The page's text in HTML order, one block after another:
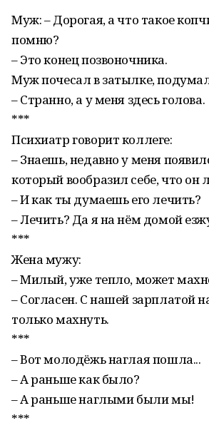
Муж: – Дорогая, а что такое
помню?
– Это конец позвоночника.
Муж почесал в затылке,
– Странно, а у меня здесь голова.
***
Психиатр говорит коллеге:
– Знаешь, недавно у меня
который вообразил себе, что он
– И как ты думаешь его лечить?
– Лечить? Да я на нём домой
***
Жена мужу:
– Милый, уже тепло, может
– Согласен. С нашей зарплатой
только махнуть.
***
– Вот молодёжь наглая пошла...
– А раньше как было?
– А раньше наглыми были мы!
***